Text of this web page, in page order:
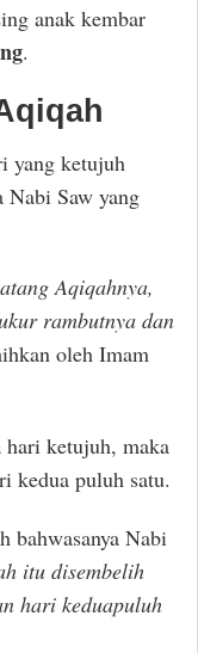
anak kembar
.
yang ketujuh
Nabi Saw yang
Aqiqahnya,
rambutnya dan
oleh Imam
hari ketujuh, maka
kedua puluh satu.
bahwasanya Nabi
itu disembelih
hari keduapuluh